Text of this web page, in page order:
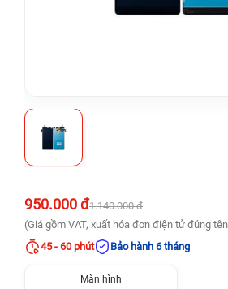
950.000 đ1.140.000 đ
(Giá gồm VAT, xuất hóa đơn điện tử đúng
45 - 60 phút
Bảo hành 6 tháng
Màn hình